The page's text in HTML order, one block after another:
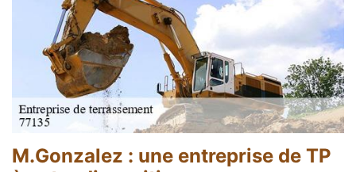
M.Gonzalez : une entreprise de TP